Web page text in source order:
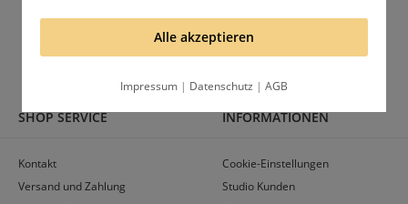
Gruppe Profil
SHOP SERVICE
Kontakt
Versand und Zahlung
INFORMATIONEN
Cookie-Einstellungen
Studio Kunden
Alle akzeptieren
Impressum | Datenschutz | AGB